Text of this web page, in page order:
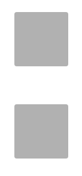
DISCLAIMER
Regional